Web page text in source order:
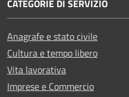
CATEGORIE DI SERVIZIO
Anagrafe e stato civile
Cultura e tempo libero
Vita lavorativa
Imprese e Commercio